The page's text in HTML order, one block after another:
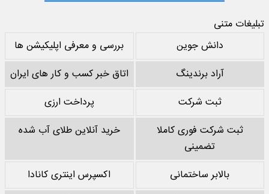
تبلیغات متنی
دانش جوین
بررسی و معرفی اپلیکیشن ها
آراد برندینگ
اتاق خبر کسب و کار های ایران
ثبت شرکت
پرداخت ارزی
ثبت شرکت فوری کاملا
تضمینی
خرید آنلاین طلای آب شده
بالابر ساختمانی
اکسپرس اینتری کانادا